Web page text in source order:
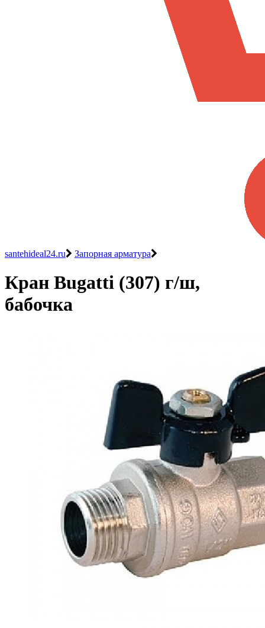
santehideal24.ru Запорная арматура
Кран Bugatti (307) г/ш,
бабочка